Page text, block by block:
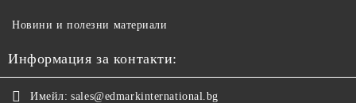
Новини и полезни материали
Информация за контакти:
Имейл: sales@edmarkinternational.bg